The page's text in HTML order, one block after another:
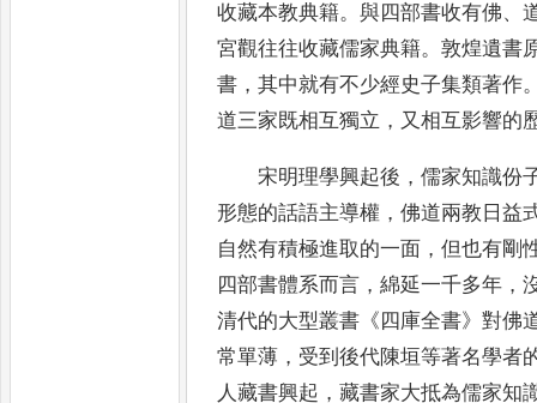
收藏本教典籍。與四部書收有佛、
宮觀往往收藏儒家典籍。敦煌遺書
書 ，其中就有不少經史子集類著作
道三家既相互獨立 ， 又相互影響的
宋明理學興起後 ，儒家知識份
形態的話語主導權 ，佛道兩教日益
自然有積極進取的一面 ，但也有剛
四部書體系而言 ，綿延一千多年 ，
清代的大型叢書 《 四庫全書》對佛
常單薄 ， 受到後代陳垣等著名學者
人藏書興起 ，藏書家大抵為儒家知